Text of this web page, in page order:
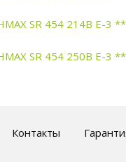
SR 454 214B E-3
SR 454 250B E-3
Контакты